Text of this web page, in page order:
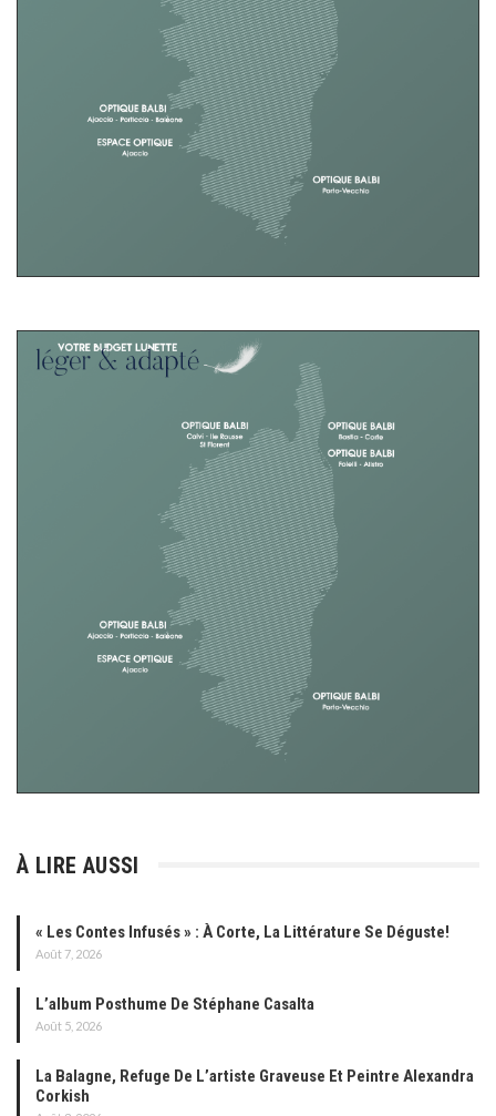
À LIRE AUSSI
« Les Contes Infusés » : À Corte, La Littérature Se Déguste!
Août 7, 2026
L’album Posthume De Stéphane Casalta
Août 5, 2026
La Balagne, Refuge De L’artiste Graveuse Et Peintre Alexandra
Corkish